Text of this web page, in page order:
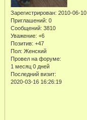
Зарегистрирован: 2010-06-10
Приглашений: 0
Сообщений: 3810
Уважение: +6
Позитив: +47
Пол: Женский
Провел на форуме:
1 месяц 0 дней
Последний визит:
2020-03-16 16:26:19